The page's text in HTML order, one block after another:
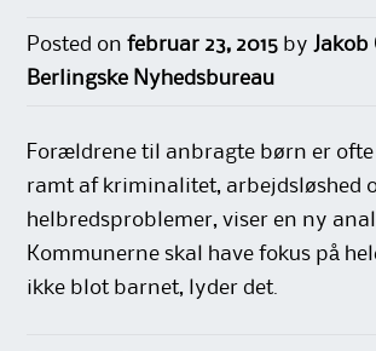
Posted onfebruar 23, 2015 by Jakob
Berlingske Nyhedsbureau
Forældrene til anbragte børn er ofte
ramt af kriminalitet, arbejdsløshed
helbredsproblemer, viser en ny
Kommunerne skal have fokus på
ikke blot barnet, lyder det.